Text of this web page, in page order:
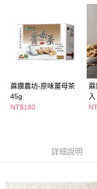
※ 請注意：結帳手續完成當下
購買商品的店家。未經商家同
後付繳納相關費用。
※ 交易是否成功請以「AFTEE
是否繳費成功／繳費後需取消
https://
【注意事項】
１．透過由恩沛科技股份有限公
易，需依本服務之必要範圍內提
「AFTEE先享後付」，若未經
每筆NT$65，滿NT$390(含
萊爾富取貨付款
每筆NT$65，滿NT$490(含
付款後萊爾富取貨
每筆NT$65，滿NT$490(含
7-11取貨付款
每筆NT$65，滿NT$490(含
付款後寶雅門市自取(由倉庫
蔴鑽農坊-原味薑母茶
45g
NT$180
蔴
入
詳細說明